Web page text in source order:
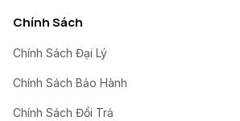
Chính Sách
Chính Sách Đại Lý
Chính Sách Bảo Hành
Chính Sách Đổi Trả